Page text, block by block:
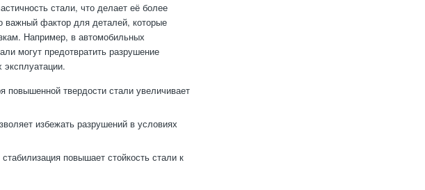
стали, что делает её более
важный фактор для деталей, которые
Например, в автомобильных
могут предотвратить разрушение
повышенной твердости стали увеличивает
избежать разрушений в условиях
повышает стойкость стали к